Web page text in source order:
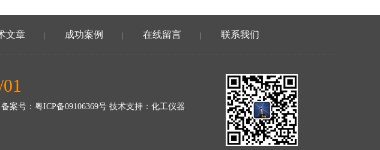
文章 成功案例 在线留言 联系我们
案号： 粤ICP备09106369号 技术支持： 化工仪器